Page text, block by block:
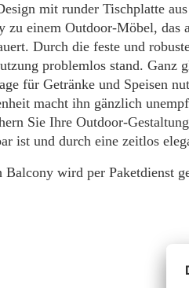
mit runder Tischplatte
zu einem Outdoor-Möbel, das
Durch die feste und
problemlos stand. Ganz
für Getränke und Speisen
macht ihn gänzlich
Sie Ihre Outdoor-
ist und durch eine zeitlos
Balcony wird per Paketdienst